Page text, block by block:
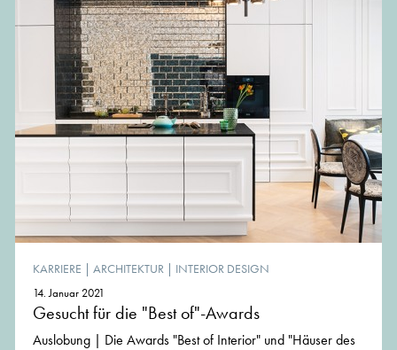
KARRIERE | ARCHITEKTUR | INTERIOR DESIGN
14. Januar 2021
Gesucht für die "Best of"-Awards
Auslobung | Die Awards "Best of Interior" und "Häuser des